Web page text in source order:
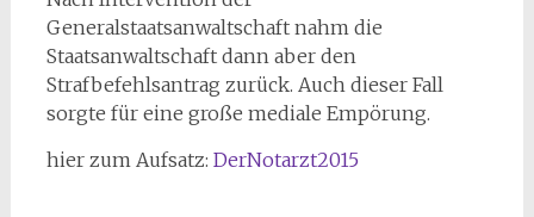
Generalstaatsanwaltschaft nahm die
Staatsanwaltschaft dann aber den
Strafbefehlsantrag zurück. Auch dieser Fall
sorgte für eine große mediale Empörung.
hier zum Aufsatz: DerNotarzt2015